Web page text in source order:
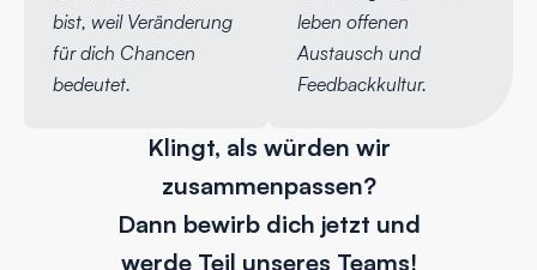
bist, weil Veränderung
für dich Chancen
bedeutet.
leben offenen
Austausch und
Feedbackkultur.
Klingt, als würden wir
zusammenpassen?
Dann bewirb dich jetzt und
werde Teil unseres Teams!